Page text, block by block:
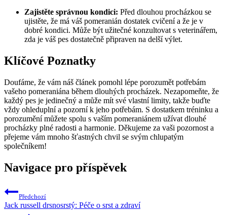
Zajistěte správnou⁢ kondici: Před ​dlouhou procházkou ‌se
ujistěte, ⁣že má⁤ váš pomeranián dostatek cvičení‌ a že je ‌v
dobré kondici. Může být užitečné konzultovat s veterinářem,
zda je váš pes ⁣dostatečně připraven na delší⁤ výlet.
Klíčové Poznatky
Doufáme, ‌že vám ⁤náš článek pomohl lépe porozumět potřebám
vašeho pomeraniána​ během dlouhých⁤ procházek. Nezapomeňte, že
každý pes⁣ je jedinečný⁢ a může mít ​své vlastní limity, takže​ buďte
vždy ohleduplní ‌a ​pozorní k jeho ‌potřebám.‌ S dostatkem tréninku ‌a
porozumění můžete spolu s⁣ vaším pomeraniánem užívat dlouhé
procházky plné​ radosti a harmonie.⁤ Děkujeme​ za ⁣vaši‍ pozornost a
⁤přejeme vám​ mnoho šťastných chvil se svým chlupatým
společníkem!
Navigace pro příspěvek
Předchozí
Jack russell drsnosrstý: Péče o srst a zdraví